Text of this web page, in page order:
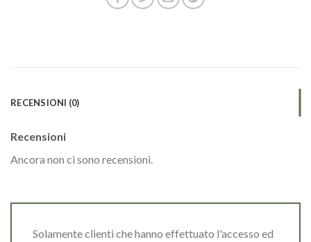
RECENSIONI (0)
Recensioni
Ancora non ci sono recensioni.
Solamente clienti che hanno effettuato l'accesso ed